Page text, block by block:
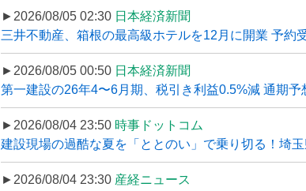
►2026/08/05 02:30 日本経済新聞
三井不動産、箱根の最高級ホテルを12月に開業 予約
►2026/08/05 00:50 日本経済新聞
第一建設の26年4〜6月期、税引き利益0.5%減 通期予
►2026/08/04 23:50 時事ドットコム
建設現場の過酷な夏を「ととのい」で乗り切る！埼
►2026/08/04 23:30 産経ニュース